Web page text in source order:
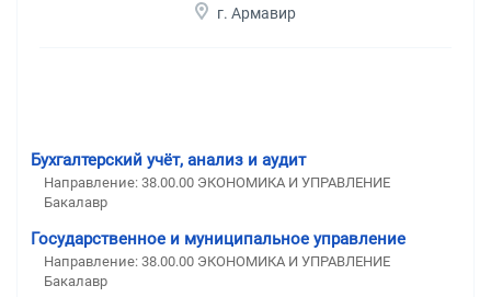
г. Армавир
Бухгалтерский учёт, анализ и аудит
Направление: 38.00.00 ЭКОНОМИКА И УПРАВЛЕНИЕ
Бакалавр
Государственное и муниципальное управление
Направление: 38.00.00 ЭКОНОМИКА И УПРАВЛЕНИЕ
Бакалавр